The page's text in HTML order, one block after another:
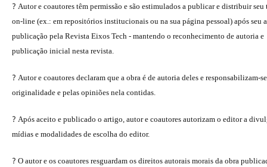
? Autor e coautores têm permissão e são estimulados a publicar e distribuir seu
on-line (ex.: em repositórios institucionais ou na sua página pessoal) após seu
publicação pela Revista Eixos Tech - mantendo o reconhecimento de autoria e
publicação inicial nesta revista.
? Autor e coautores declaram que a obra é de autoria deles e responsabilizam-
originalidade e pelas opiniões nela contidas.
? Após aceito e publicado o artigo, autor e coautores autorizam o editor a
mídias e modalidades de escolha do editor.
? O autor e os coautores resguardam os direitos autorais morais da obra